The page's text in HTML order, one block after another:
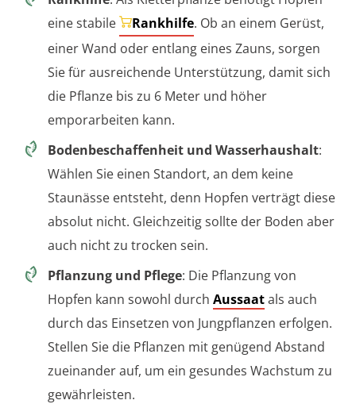
eine stabile
Rankhilfe. Ob an einem Gerüst,
einer Wand oder entlang eines Zauns, sorgen
Sie für ausreichende Unterstützung, damit sich
die Pflanze bis zu 6 Meter und höher
emporarbeiten kann.
Bodenbeschaffenheit und Wasserhaushalt:
Wählen Sie einen Standort, an dem keine
Staunässe entsteht, denn Hopfen verträgt diese
absolut nicht. Gleichzeitig sollte der Boden aber
auch nicht zu trocken sein.
Pflanzung und Pflege: Die Pflanzung von
Hopfen kann sowohl durch Aussaatals auch
durch das Einsetzen von Jungpflanzen erfolgen.
Stellen Sie die Pflanzen mit genügend Abstand
zueinander auf, um ein gesundes Wachstum zu
gewährleisten.